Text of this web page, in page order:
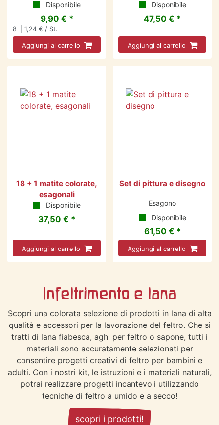
Disponibile
9,90 € *
8 | 1,24 € / St.
Aggiungi al carrello
Disponibile
47,50 € *
Aggiungi al carrello
18 + 1 matite colorate,
esagonali
Disponibile
37,50 € *
Aggiungi al carrello
Set di pittura e disegno
Esagono
Disponibile
61,50 € *
Aggiungi al carrello
Infeltrimento e lana
Scopri una colorata selezione di prodotti in lana di alta
qualità e accessori per la lavorazione del feltro. Che si
tratti di lana fiabesca, aghi per feltro o sapone, tutti i
materiali sono accuratamente selezionati per
consentire progetti creativi di feltro per bambini e
adulti. Con i nostri kit, le istruzioni e i materiali naturali,
potrai realizzare progetti incantevoli utilizzando
tecniche di feltro a umido e a secco!
scopri i prodotti!